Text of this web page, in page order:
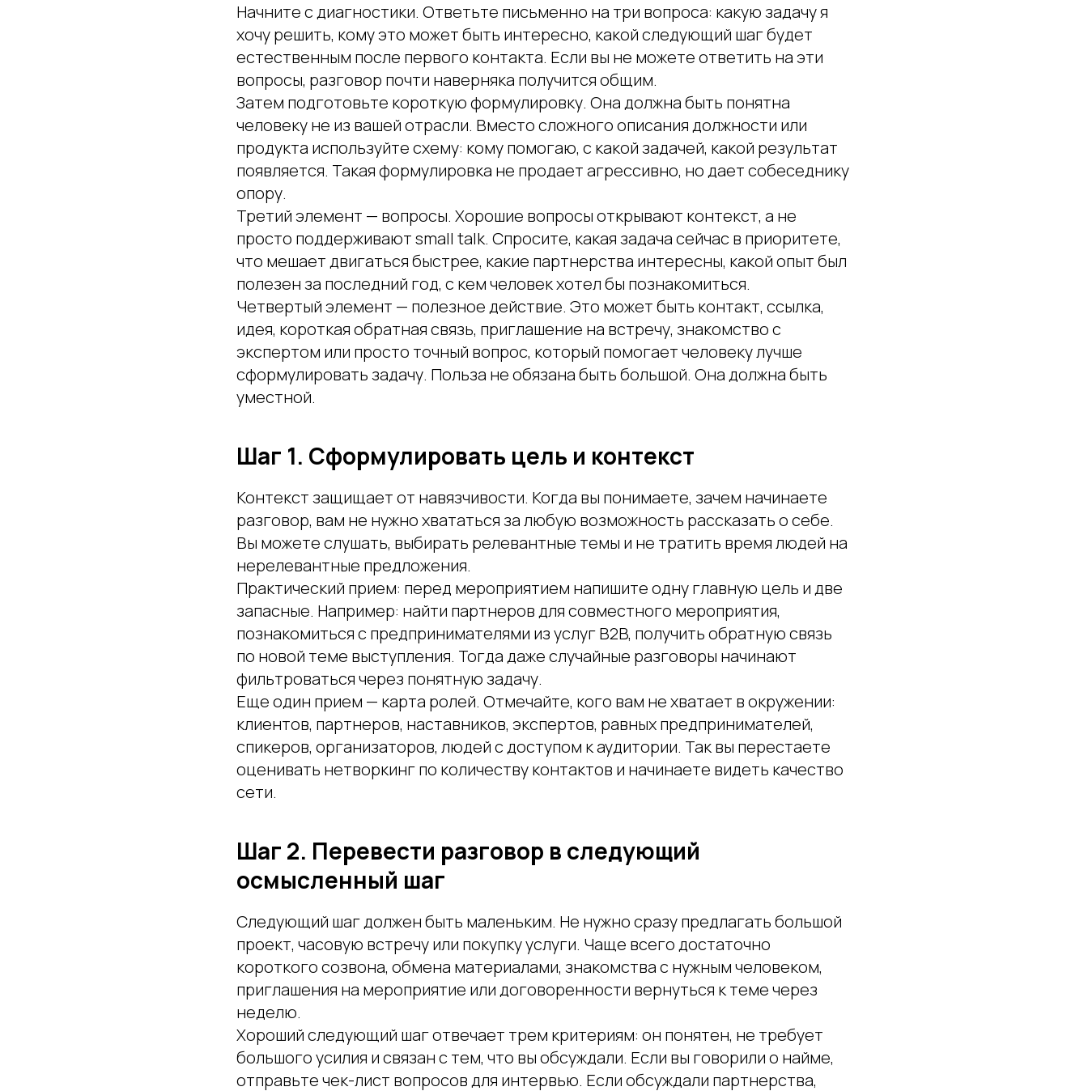
Начните с диагностики. Ответьте письменно на три вопроса: какую задачу я
хочу решить, кому это может быть интересно, какой следующий шаг будет
естественным после первого контакта. Если вы не можете ответить на эти
вопросы, разговор почти наверняка получится общим.
Затем подготовьте короткую формулировку. Она должна быть понятна
человеку не из вашей отрасли. Вместо сложного описания должности или
продукта используйте схему: кому помогаю, с какой задачей, какой результат
появляется. Такая формулировка не продает агрессивно, но дает собеседнику
опору.
Третий элемент — вопросы. Хорошие вопросы открывают контекст, а не
просто поддерживают small talk. Спросите, какая задача сейчас в приоритете,
что мешает двигаться быстрее, какие партнерства интересны, какой опыт был
полезен за последний год, с кем человек хотел бы познакомиться.
Четвертый элемент — полезное действие. Это может быть контакт, ссылка,
идея, короткая обратная связь, приглашение на встречу, знакомство с
экспертом или просто точный вопрос, который помогает человеку лучше
сформулировать задачу. Польза не обязана быть большой. Она должна быть
уместной.
Шаг 1. Сформулировать цель и контекст
Контекст защищает от навязчивости. Когда вы понимаете, зачем начинаете
разговор, вам не нужно хвататься за любую возможность рассказать о себе.
Вы можете слушать, выбирать релевантные темы и не тратить время людей на
нерелевантные предложения.
Практический прием: перед мероприятием напишите одну главную цель и две
запасные. Например: найти партнеров для совместного мероприятия,
познакомиться с предпринимателями из услуг B2B, получить обратную связь
по новой теме выступления. Тогда даже случайные разговоры начинают
фильтроваться через понятную задачу.
Еще один прием — карта ролей. Отмечайте, кого вам не хватает в окружении:
клиентов, партнеров, наставников, экспертов, равных предпринимателей,
спикеров, организаторов, людей с доступом к аудитории. Так вы перестаете
оценивать нетворкинг по количеству контактов и начинаете видеть качество
сети.
Шаг 2. Перевести разговор в следующий
осмысленный шаг
Следующий шаг должен быть маленьким. Не нужно сразу предлагать большой
проект, часовую встречу или покупку услуги. Чаще всего достаточно
короткого созвона, обмена материалами, знакомства с нужным человеком,
приглашения на мероприятие или договоренности вернуться к теме через
неделю.
Хороший следующий шаг отвечает трем критериям: он понятен, не требует
большого усилия и связан с тем, что вы обсуждали. Если вы говорили о найме,
отправьте чек-лист вопросов для интервью. Если обсуждали партнерства,